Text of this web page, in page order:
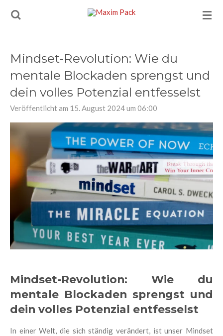
Zum
Mindset-Revolution: Wie du
mentale Blockaden sprengst und
dein volles Potenzial entfesselst
Veröffentlicht am 15. August 2024 um 06:00
Mindset-Revolution: Wie du
mentale Blockaden sprengst und
dein volles Potenzial entfesselst
In einer Welt, die sich ständig verändert, ist unser Mindset